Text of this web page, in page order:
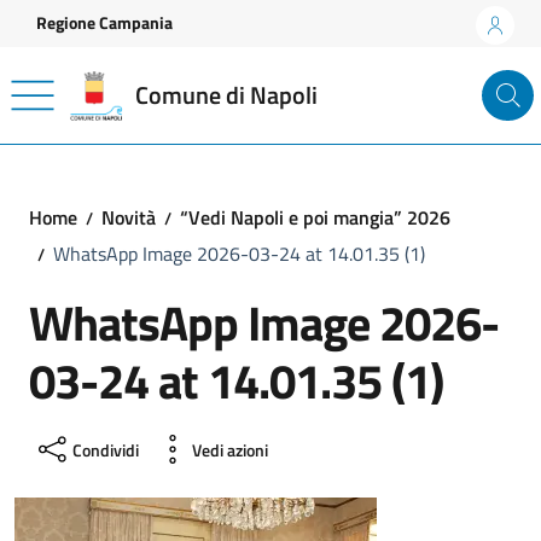
Vai ai contenuti
Vai al footer
Regione Campania
Comune di Napoli
Home Novità
“Vedi Napoli e poi mangia” 2026
WhatsApp Image 2026-03-24 at 14.01.35 (1)
WhatsApp Image 2026-
03-24 at 14.01.35 (1)
Condividi Vedi azioni